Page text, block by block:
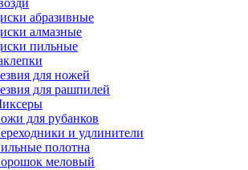
абразивные
алмазные
пильные
для ножей
для рашпилей
для рубанков
и удлинители
полотна
меловый